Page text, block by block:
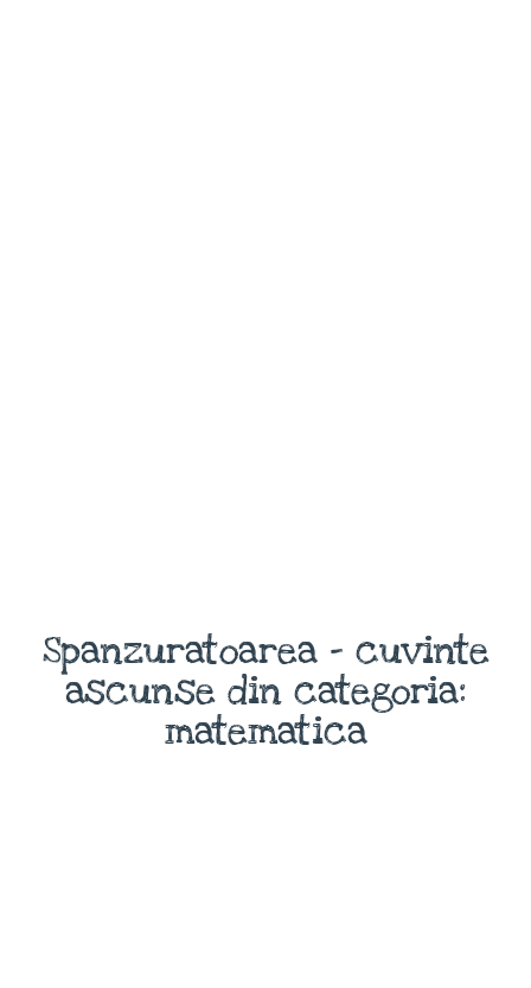
Spanzuratoarea - cuvinte
ascunse din categoria:
matematica